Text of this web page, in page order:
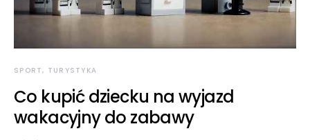
SPORT, TURYSTYKA
Co kupić dziecku na wyjazd
wakacyjny do zabawy